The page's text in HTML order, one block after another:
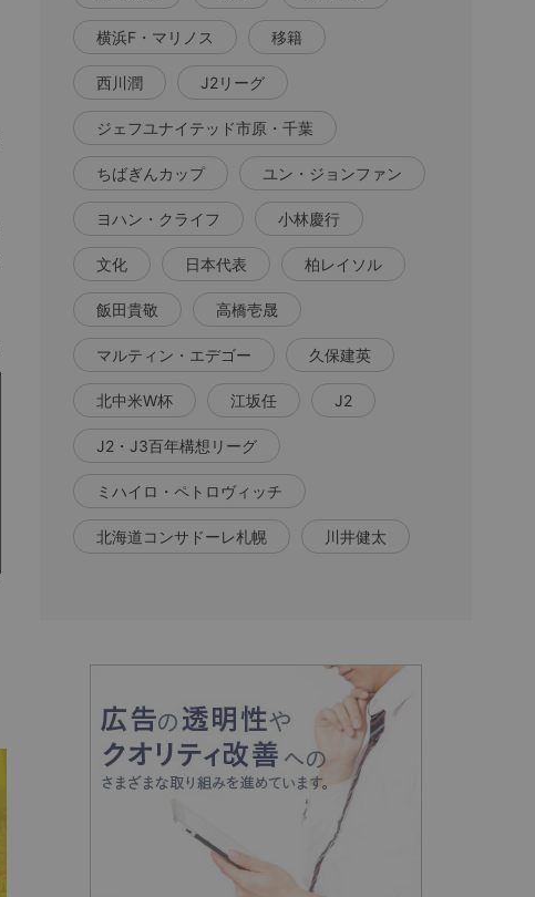
横浜F・マリノス 移籍
西川潤 J2リーグ
ジェフユナイテッド市原・千葉
ちばぎんカップ ユン・ジョンファン
ヨハン・クライフ 小林慶行
文化 日本代表 柏レイソル
飯田貴敬 高橋壱晟
マルティン・エデゴー 久保建英
北中米W杯 江坂任 J2
J2・J3百年構想リーグ
ミハイロ・ペトロヴィッチ
北海道コンサドーレ札幌 川井健太